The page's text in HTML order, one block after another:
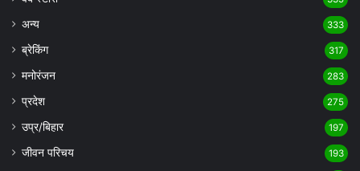
अन्य 333
ब्रेकिंग 317
मनोरंजन 283
प्रदेश 275
उप्र/बिहार 197
जीवन परिचय 193